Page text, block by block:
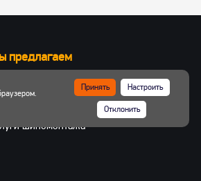
предлагаем
для вилочных погрузчиков
для двигателей
колеса, диски
шиномонтажа
Принять Настроить
Отклонить